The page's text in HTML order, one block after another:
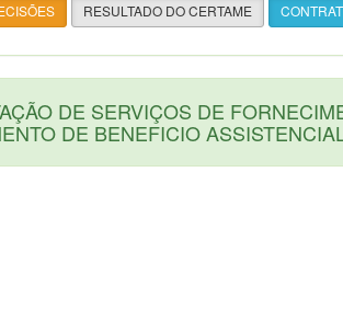
RESULTADO DO CERTAME
DE SERVIÇOS DE
DE BENEFICIO